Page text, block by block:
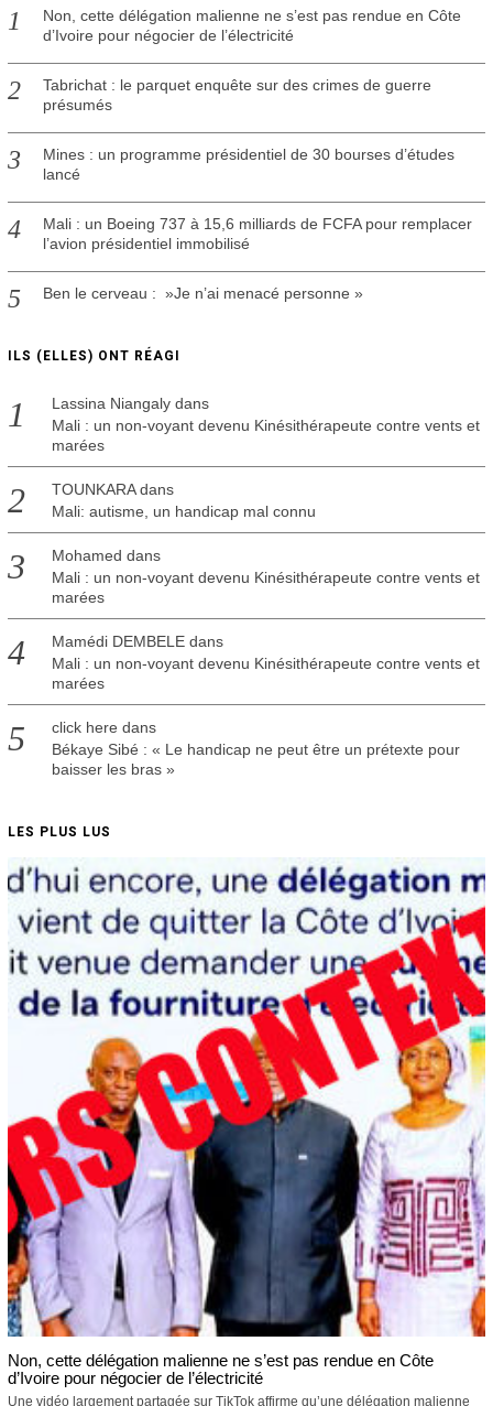
0
2
Non, cette délégation malienne ne s’est pas rendue en Côte
d’Ivoire pour négocier de l’électricité
Tabrichat : le parquet enquête sur des crimes de guerre
présumés
Mines : un programme présidentiel de 30 bourses d’études
lancé
Mali : un Boeing 737 à 15,6 milliards de FCFA pour remplacer
l’avion présidentiel immobilisé
Ben le cerveau : »Je n’ai menacé personne »
ILS (ELLES) ONT RÉAGI
Lassina Niangalydans
Mali : un non-voyant devenu Kinésithérapeute contre vents et
marées
TOUNKARAdans
Mali: autisme, un handicap mal connu
Mohamed dans
Mali : un non-voyant devenu Kinésithérapeute contre vents et
marées
Mamédi DEMBELEdans
Mali : un non-voyant devenu Kinésithérapeute contre vents et
marées
click here dans
Békaye Sibé : « Le handicap ne peut être un prétexte pour
baisser les bras »
LES PLUS LUS
Non, cette délégation malienne ne s’est pas rendue en Côte
d’Ivoire pour négocier de l’électricité
Une vidéo largement partagée sur TikTok affirme qu’une délégation malienne